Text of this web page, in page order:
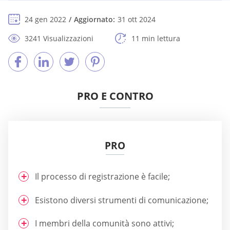
24 gen 2022 Aggiornato: 31 ott 2024
3241 Visualizzazioni
11 min lettura
PRO E CONTRO
PRO
Il processo di registrazione è facile;
Esistono diversi strumenti di comunicazione;
I membri della comunità sono attivi;